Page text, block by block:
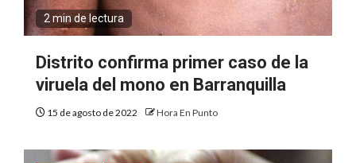
2 min de lectura
Distrito confirma primer caso de la
viruela del mono en Barranquilla
15 de agosto de 2022 Hora En Punto